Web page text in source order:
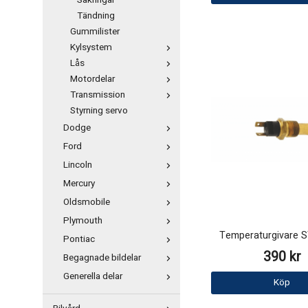
Tändning
Gummilister
Kylsystem
Lås
Motordelar
Transmission
Styrning servo
Dodge
Ford
Lincoln
Mercury
Oldsmobile
Plymouth
Pontiac
Begagnade bildelar
Generella delar
Temperaturgivare
390 kr
Köp